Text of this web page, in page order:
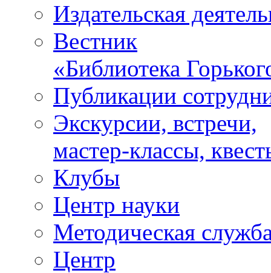
Издательская
Вестник
«Библиотека
Публикации
Экскурсии, встречи,
мастер-классы,
Клубы
Центр науки
Методическая
Центр